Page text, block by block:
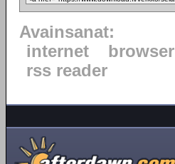
Avainsanat:
internet
browser
rss reader